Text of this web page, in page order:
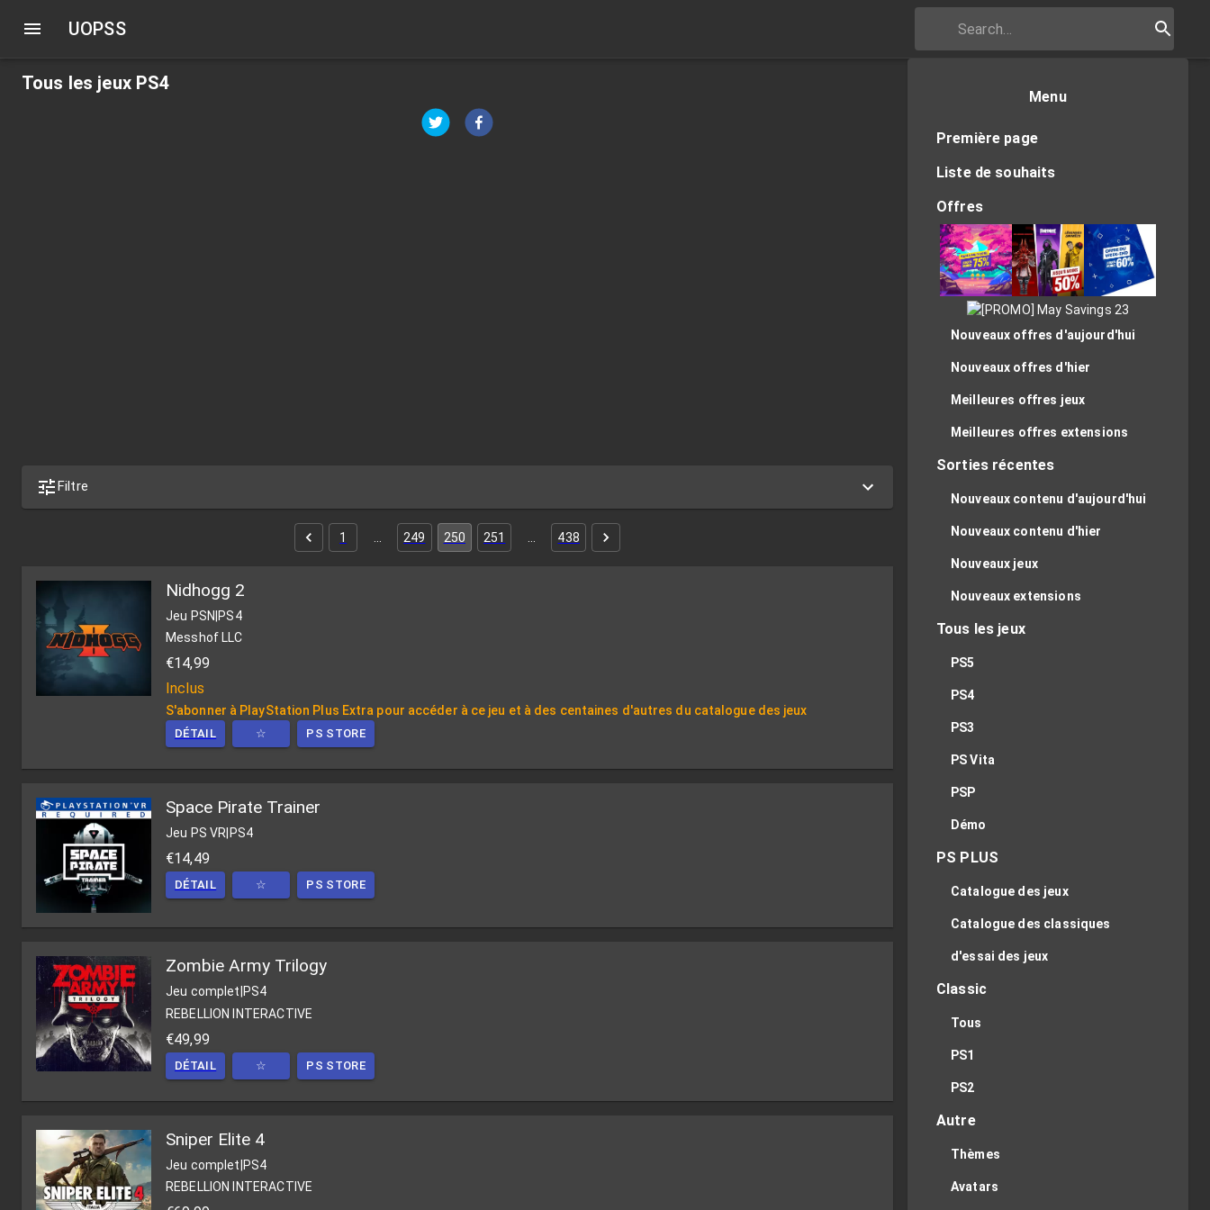
UOPSS
Tous les jeux PS4
Filtre
1 249 250 251 438
Nidhogg 2
Jeu PSN|PS4
Messhof LLC
€14,99
Inclus
S'abonner à PlayStation Plus Extra pour accéder à ce jeu et à des centaines d'autres du catalogue des jeux
DÉTAIL ☆ PS STORE
Space Pirate Trainer
Jeu PS VR PS4
€14,49
DÉTAIL ☆ PS STORE
Zombie Army Trilogy
Jeu complet PS4
REBELLION INTERACTIVE
€49,99
DÉTAIL ☆ PS STORE
Sniper Elite 4
Jeu complet|PS4
REBELLION INTERACTIVE
Menu
Première page
Liste de souhaits
Offres
Nouveaux offres d'aujourd'hui
Nouveaux offres d'hier
Meilleures offres jeux
Meilleures offres extensions
Sorties récentes
Nouveaux contenu d'aujourd'hui
Nouveaux contenu d'hier
Nouveaux jeux
Nouveaux extensions
Tous les jeux
PS5
PS4
PS3
PS Vita
PSP
Démo
PS PLUS
Catalogue des jeux
Catalogue des classiques
d'essai des jeux
Classic
Tous
PS1
PS2
Autre
Thèmes
Avatars